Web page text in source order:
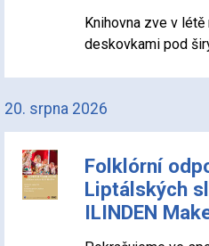
Knihovna zve v
deskovkami pod
20. srpna 2026
Folklórní
Liptálských
ILINDEN